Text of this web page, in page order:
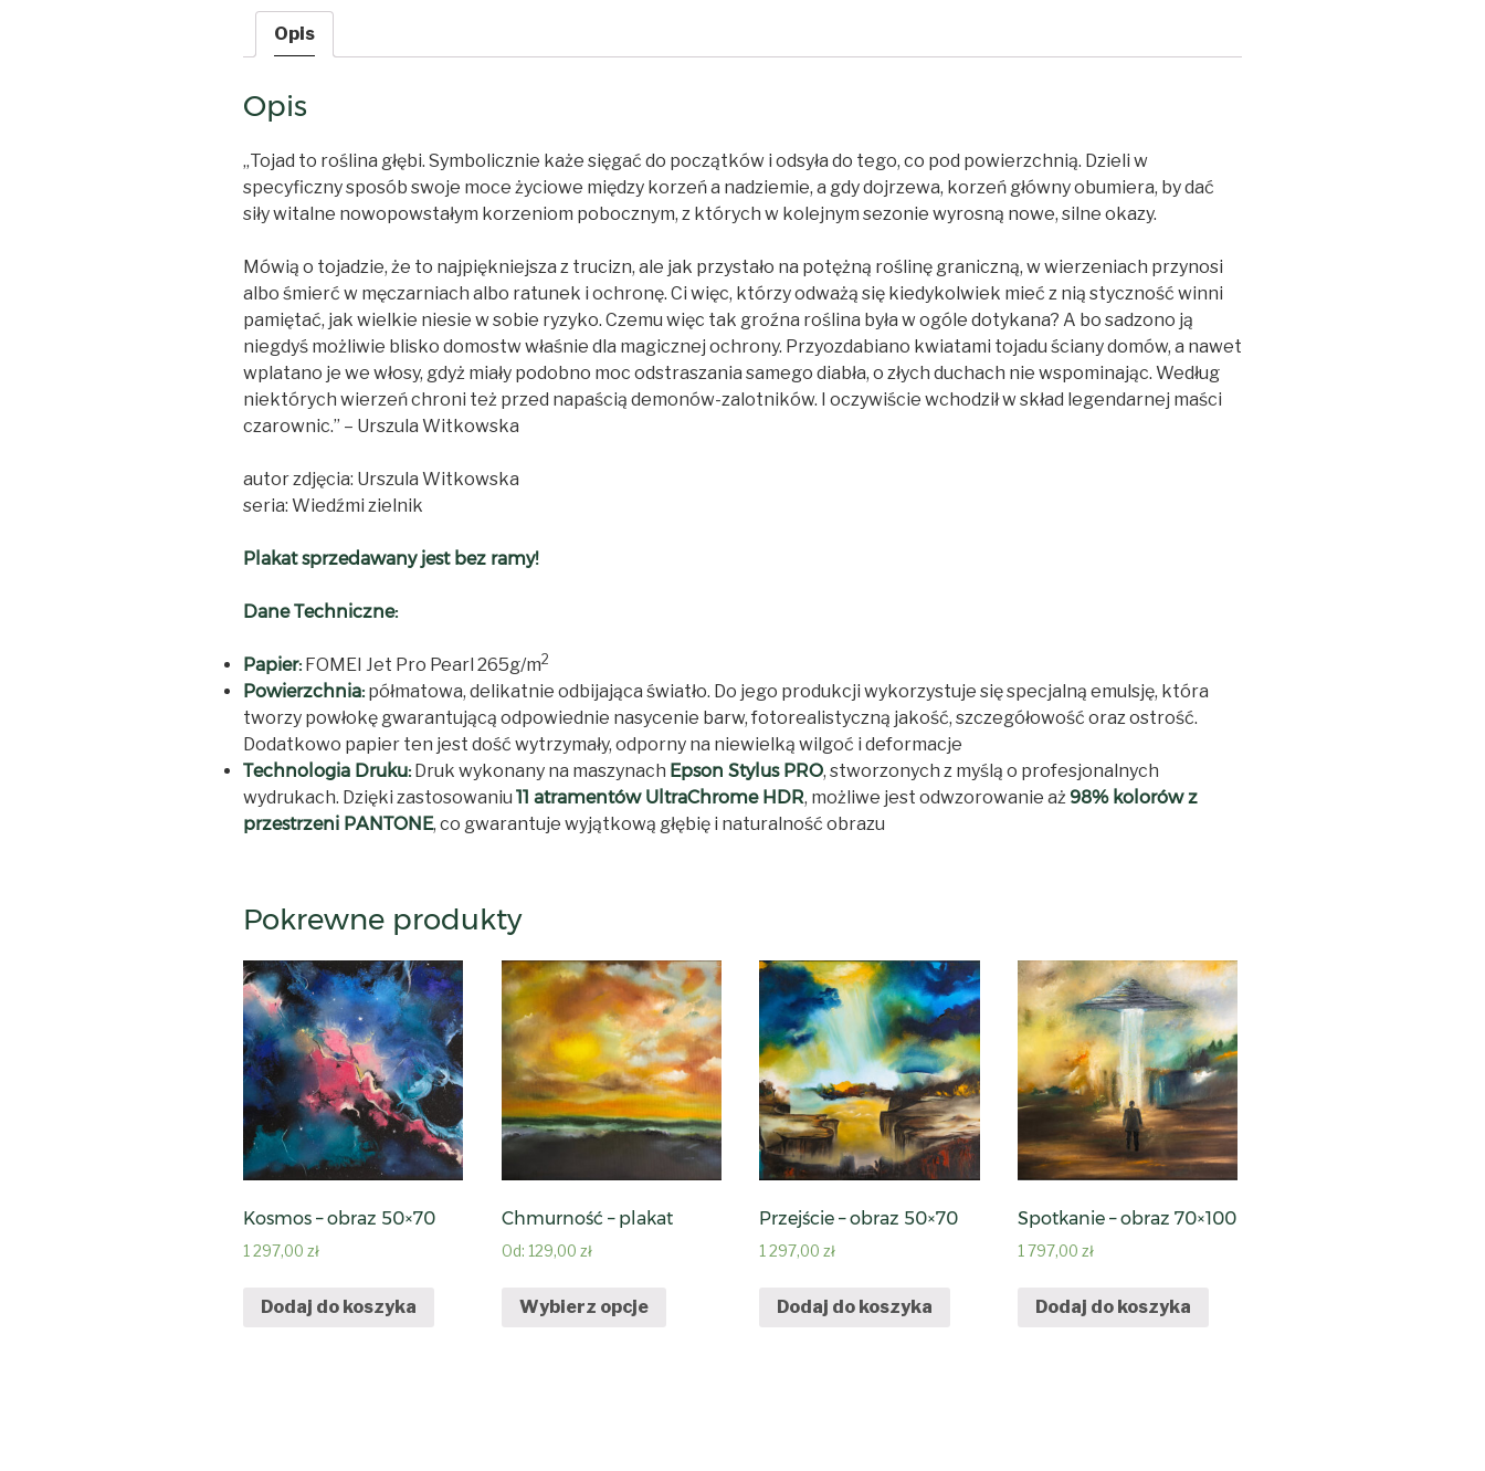
Opis
Opis
„Tojad to roślina głębi. Symbolicznie każe sięgać do początków i odsyła do tego, co pod powierzchnią. Dzieli w
specyficzny sposób swoje moce życiowe między korzeń a nadziemie, a gdy dojrzewa, korzeń główny obumiera, by dać
siły witalne nowopowstałym korzeniom pobocznym, z których w kolejnym sezonie wyrosną nowe, silne okazy.
Mówią o tojadzie, że to najpiękniejsza z trucizn, ale jak przystało na potężną roślinę graniczną, w wierzeniach przynosi
albo śmierć w męczarniach albo ratunek i ochronę. Ci więc, którzy odważą się kiedykolwiek mieć z nią styczność winni
pamiętać, jak wielkie niesie w sobie ryzyko. Czemu więc tak groźna roślina była w ogóle dotykana? A bo sadzono ją
niegdyś możliwie blisko domostw właśnie dla magicznej ochrony. Przyozdabiano kwiatami tojadu ściany domów, a nawet
wplatano je we włosy, gdyż miały podobno moc odstraszania samego diabła, o złych duchach nie wspominając. Według
niektórych wierzeń chroni też przed napaścią demonów-zalotników. I oczywiście wchodził w skład legendarnej maści
czarownic.” – Urszula Witkowska
autor zdjęcia: Urszula Witkowska
seria: Wiedźmi zielnik
Plakat sprzedawany jest bez ramy!
Dane Techniczne:
Papier: FOMEI Jet Pro Pearl 265g/m2
Powierzchnia: półmatowa, delikatnie odbijająca światło. Do jego produkcji wykorzystuje się specjalną emulsję, która
tworzy powłokę gwarantującą odpowiednie nasycenie barw, fotorealistyczną jakość, szczegółowość oraz ostrość.
Dodatkowo papier ten jest dość wytrzymały, odporny na niewielką wilgoć i deformacje
Technologia Druku: Druk wykonany na maszynach Epson Stylus PRO, stworzonych z myślą o profesjonalnych
wydrukach. Dzięki zastosowaniu 11 atramentów UltraChrome HDR, możliwe jest odwzorowanie aż 98% kolorów z
przestrzeni PANTONE, co gwarantuje wyjątkową głębię i naturalność obrazu
Pokrewne produkty
Kosmos – obraz 50×70
1 297,00 zł
Dodaj do koszyka
Chmurność – plakat
Od: 129,00 zł
Wybierz opcje
Przejście – obraz 50×70
1 297,00zł
Dodaj do koszyka
Spotkanie – obraz 70×100
1 797,00zł
Dodaj do koszyka